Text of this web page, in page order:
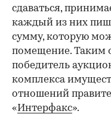
сдаваться,
каждый из них
сумму, которую
помещение. Таким
победитель
комплекса
отношений
«Интерфакс».